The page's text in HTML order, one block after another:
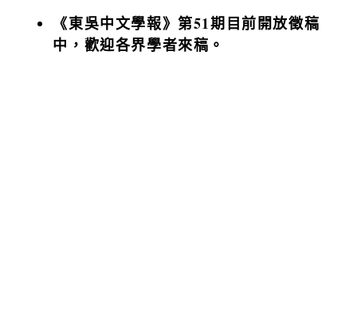
《東吳中文學報》第51期目前開放徵稿
中，歡迎各界學者來稿。